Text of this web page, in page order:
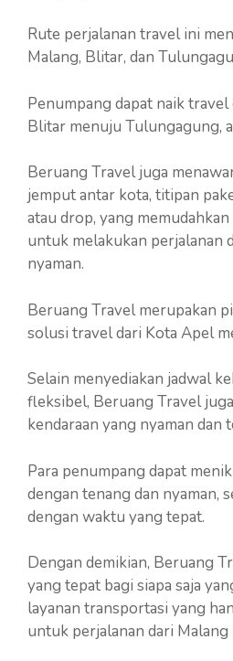
Rute perjalanan travel ini
Malang, Blitar, dan
Penumpang dapat naik travel
Blitar menuju Tulungagung,
Beruang Travel juga
jemput antar kota, titipan
atau drop, yang
untuk melakukan perjalanan
nyaman.
Beruang Travel merupakan
solusi travel dari Kota Apel
Selain menyediakan jadwal
fleksibel, Beruang Travel
kendaraan yang nyaman dan
Para penumpang dapat
dengan tenang dan nyaman,
dengan waktu yang tepat.
Dengan demikian, Beruang
yang tepat bagi siapa saja
layanan transportasi yang
untuk perjalanan dari